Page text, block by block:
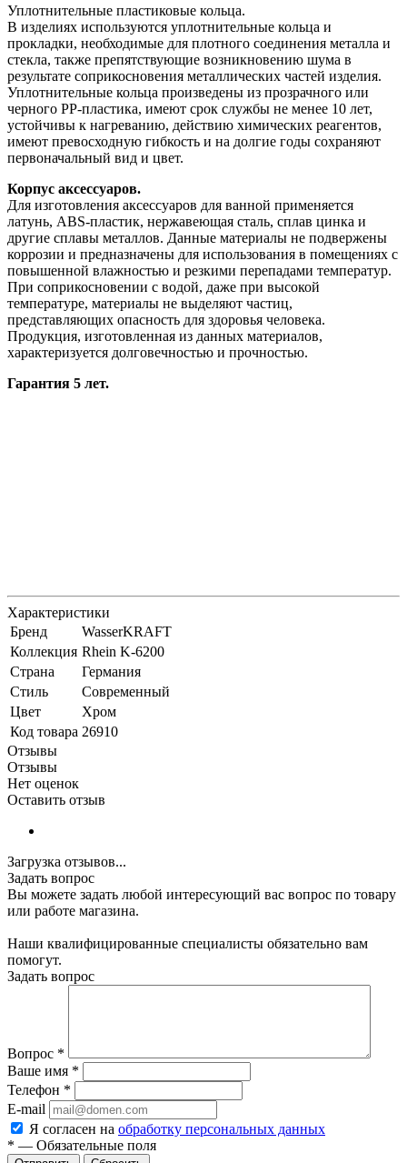
Уплотнительные пластиковые кольца.
В изделиях используются уплотнительные кольца и
прокладки, необходимые для плотного соединения металла и
стекла, также препятствующие возникновению шума в
результате соприкосновения металлических частей изделия.
Уплотнительные кольца произведены из прозрачного или
черного PP-пластика, имеют срок службы не менее 10 лет,
устойчивы к нагреванию, действию химических реагентов,
имеют превосходную гибкость и на долгие годы сохраняют
первоначальный вид и цвет.
Корпус аксессуаров.
Для изготовления аксессуаров для ванной применяется
латунь, ABS-пластик, нержавеющая сталь, сплав цинка и
другие сплавы металлов. Данные материалы не подвержены
коррозии и предназначены для использования в помещениях с
повышенной влажностью и резкими перепадами температур.
При соприкосновении с водой, даже при высокой
температуре, материалы не выделяют частиц,
представляющих опасность для здоровья человека.
Продукция, изготовленная из данных материалов,
характеризуется долговечностью и прочностью.
Гарантия 5 лет.
Характеристики
Бренд
WasserKRAFT
Коллекция Rhein K-6200
Страна
Германия
Стиль
Современный
Цвет
Хром
Код товара 26910
Отзывы
Отзывы
Нет оценок
Оставить отзыв
Загрузка отзывов...
Задать вопрос
Вы можете задать любой интересующий вас вопрос по товару
или работе магазина.
Наши квалифицированные специалисты обязательно вам
помогут.
Задать вопрос
Вопрос *
Ваше имя *
Телефон *
E-mail
Я согласен на обработку персональных данных
* — Обязательные поля